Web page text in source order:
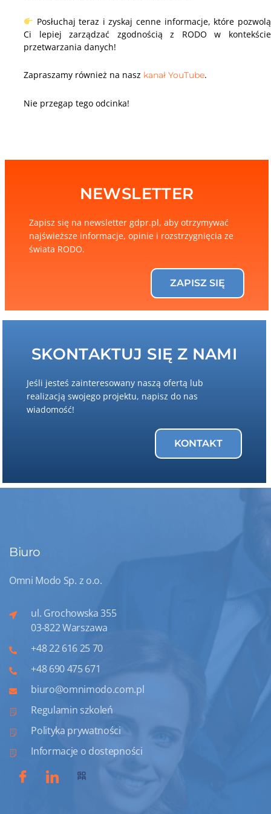
Posłuchaj teraz i zyskaj cenne informacje, które pozwolą
Ci lepiej zarządzać zgodnością z RODO w kontekście
przetwarzania danych!
Zapraszamy również na nasz kanał YouTube.
Nie przegap tego odcinka!
NEWSLETTER
Zapisz się na newsletter gdpr.pl, aby otrzymywać
najświeższe informacje, opinie i rozstrzygnięcia ze
świata RODO.
ZAPISZ SIĘ
SKONTAKTUJ SIĘ Z NAMI
Jeśli jesteś zainteresowany naszą ofertą lub
realizacją swojego projektu, napisz do nas
wiadomość!
KONTAKT
Biuro
Omni Modo Sp. z o.o.
ul. Grochowska 355
03-822 Warszawa
+48 22 616 25 70
+48 690 475 671
biuro@omnimodo.com.pl
Regulamin szkoleń
Polityka prywatności
Informacje o dostepności